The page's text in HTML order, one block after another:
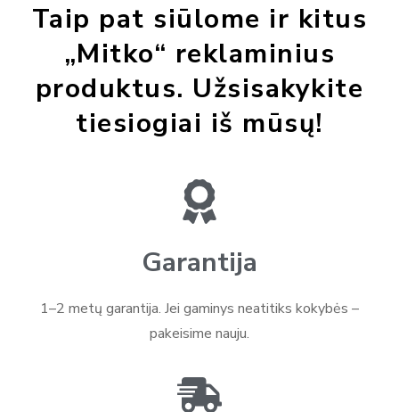
Taip pat siūlome ir kitus
„Mitko“ reklaminius
produktus. Užsisakykite
tiesiogiai iš mūsų!
Garantija
1–2 metų garantija. Jei gaminys neatitiks kokybės –
pakeisime nauju.